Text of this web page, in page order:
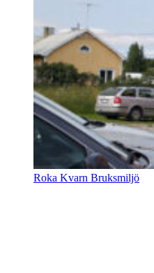
Roka Kvarn Bruksmiljö